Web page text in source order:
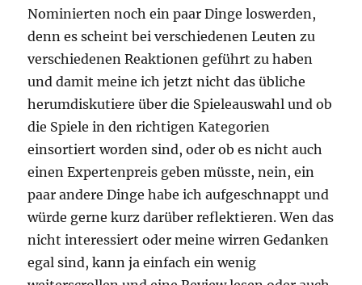
Nominierten noch ein paar Dinge loswerden,
denn es scheint bei verschiedenen Leuten zu
verschiedenen Reaktionen geführt zu haben
und damit meine ich jetzt nicht das übliche
herumdiskutiere über die Spieleauswahl und ob
die Spiele in den richtigen Kategorien
einsortiert worden sind, oder ob es nicht auch
einen Expertenpreis geben müsste, nein, ein
paar andere Dinge habe ich aufgeschnappt und
würde gerne kurz darüber reflektieren. Wen das
nicht interessiert oder meine wirren Gedanken
egal sind, kann ja einfach ein wenig